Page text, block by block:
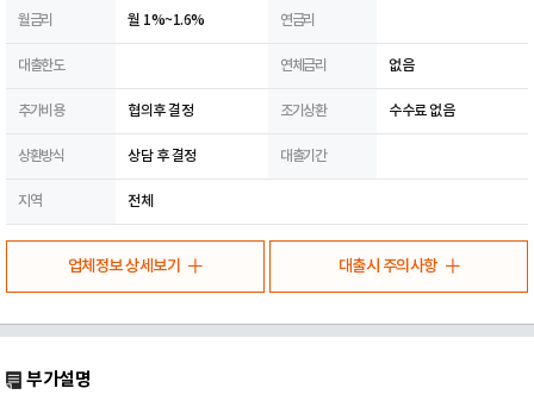
월금리 월 1%~1.6% 연금리
대출한도 연체금리 없음
추가비용 협의후 결정 조기상환 수수료 없음
상환방식 상담 후 결정 대출기간
지역 전체
업체정보 상세보기 대출시 주의사항
부가설명